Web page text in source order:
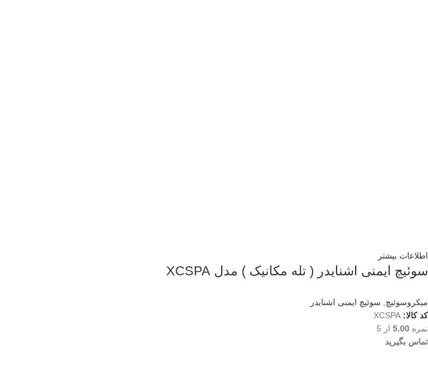
اطلاعات بیشتر
سوئیچ ایمنی اشنایدر ( تله مکانیک ) مدل XCSPA
میکروسوئیچ
سوئیچ ایمنی اشنایدر
کد کالا: XCSPA
نمره 5.00 از 5
تماس بگیرید